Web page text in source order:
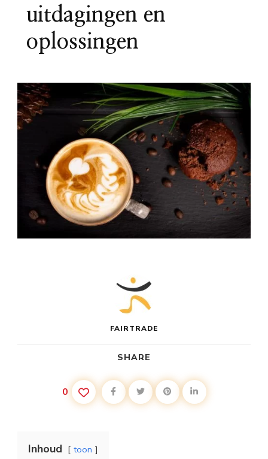
uitdagingen en
oplossingen
FAIRTRADE
SHARE
0
Inhoud toon